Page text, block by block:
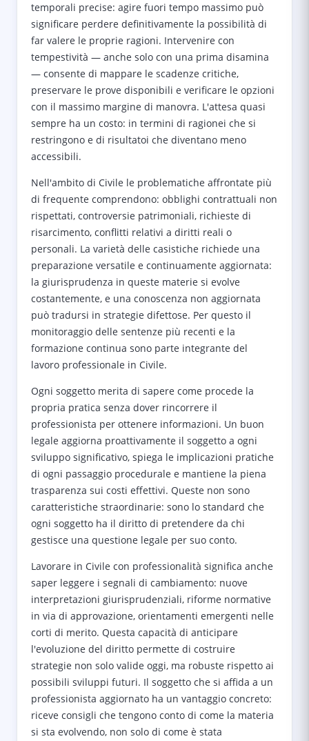
temporali precise: agire fuori tempo massimo può
significare perdere definitivamente la possibilità di
far valere le proprie ragioni. Intervenire con
tempestività — anche solo con una prima disamina
— consente di mappare le scadenze critiche,
preservare le prove disponibili e verificare le opzioni
con il massimo margine di manovra. L'attesa quasi
sempre ha un costo: in termini di ragionei che si
restringono e di risultatoi che diventano meno
accessibili.
Nell'ambito di Civile le problematiche affrontate più
di frequente comprendono: obblighi contrattuali non
rispettati, controversie patrimoniali, richieste di
risarcimento, conflitti relativi a diritti reali o
personali. La varietà delle casistiche richiede una
preparazione versatile e continuamente aggiornata:
la giurisprudenza in queste materie si evolve
costantemente, e una conoscenza non aggiornata
può tradursi in strategie difettose. Per questo il
monitoraggio delle sentenze più recenti e la
formazione continua sono parte integrante del
lavoro professionale in Civile.
Ogni soggetto merita di sapere come procede la
propria pratica senza dover rincorrere il
professionista per ottenere informazioni. Un buon
legale aggiorna proattivamente il soggetto a ogni
sviluppo significativo, spiega le implicazioni pratiche
di ogni passaggio procedurale e mantiene la piena
trasparenza sui costi effettivi. Queste non sono
caratteristiche straordinarie: sono lo standard che
ogni soggetto ha il diritto di pretendere da chi
gestisce una questione legale per suo conto.
Lavorare in Civile con professionalità significa anche
saper leggere i segnali di cambiamento: nuove
interpretazioni giurisprudenziali, riforme normative
in via di approvazione, orientamenti emergenti nelle
corti di merito. Questa capacità di anticipare
l'evoluzione del diritto permette di costruire
strategie non solo valide oggi, ma robuste rispetto ai
possibili sviluppi futuri. Il soggetto che si affida a un
professionista aggiornato ha un vantaggio concreto:
riceve consigli che tengono conto di come la materia
si sta evolvendo, non solo di come è stata